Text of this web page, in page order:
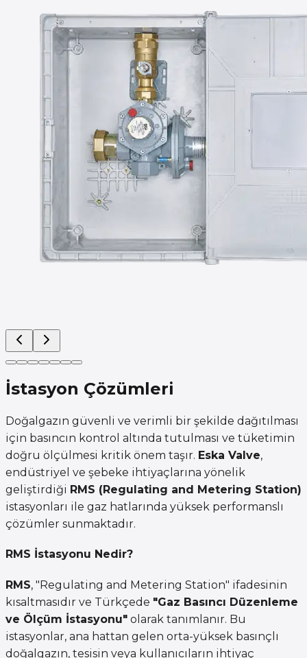
İstasyon Çözümleri
Doğalgazın güvenli ve verimli bir şekilde dağıtılması
için basıncın kontrol altında tutulması ve tüketimin
doğru ölçülmesi kritik önem taşır. Eska Valve,
endüstriyel ve şebeke ihtiyaçlarına yönelik
geliştirdiği RMS (Regulating and Metering Station)
istasyonları ile gaz hatlarında yüksek performanslı
çözümler sunmaktadır.
RMS İstasyonu Nedir?
RMS, "Regulating and Metering Station" ifadesinin
kısaltmasıdır ve Türkçede "Gaz Basıncı Düzenleme
ve Ölçüm İstasyonu" olarak tanımlanır. Bu
istasyonlar, ana hattan gelen orta-yüksek basınçlı
doğalgazın, tesisin veya kullanıcıların ihtiyaç